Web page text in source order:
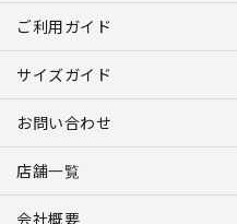
ご利用ガイド
サイズガイド
お問い合わせ
店舗一覧
会社概要